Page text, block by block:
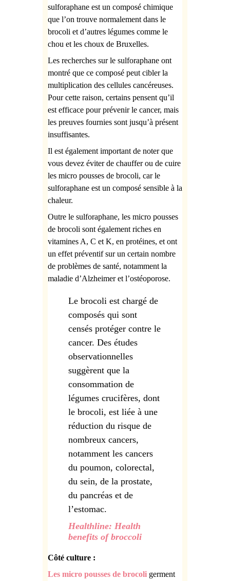
sulforaphane est un composé chimique
que l’on trouve normalement dans le
brocoli et d’autres légumes comme le
chou et les choux de Bruxelles.
Les recherches sur le sulforaphane ont
montré que ce composé peut cibler la
multiplication des cellules cancéreuses.
Pour cette raison, certains pensent qu’il
est efficace pour prévenir le cancer, mais
les preuves fournies sont jusqu’à présent
insuffisantes.
Il est également important de noter que
vous devez éviter de chauffer ou de cuire
les micro pousses de brocoli, car le
sulforaphane est un composé sensible à la
chaleur.
Outre le sulforaphane, les micro pousses
de brocoli sont également riches en
vitamines A, C et K, en protéines, et ont
un effet préventif sur un certain nombre
de problèmes de santé, notamment la
maladie d’Alzheimer et l’ostéoporose.
Le brocoli est chargé de
composés qui sont
censés protéger contre le
cancer. Des études
observationnelles
suggèrent que la
consommation de
légumes crucifères, dont
le brocoli, est liée à une
réduction du risque de
nombreux cancers,
notamment les cancers
du poumon, colorectal,
du sein, de la prostate,
du pancréas et de
l’estomac.
Healthline: Health
benefits of broccoli
Côté culture :
Les micro pousses de brocoli germent